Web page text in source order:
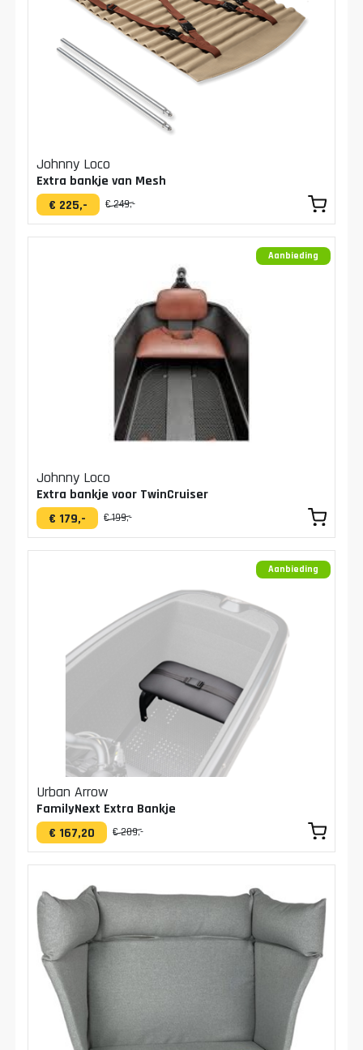
Johnny Loco
Extra bankje van Mesh
€ 225,-
€ 249,-
Aanbieding
Johnny Loco
Extra bankje voor TwinCruiser
€ 179,-
€ 199,-
Aanbieding
Urban Arrow
FamilyNext Extra Bankje
€ 167,20
€ 209,-